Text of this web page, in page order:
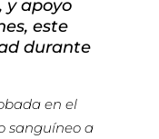
y apoyo
este
durante
en el
sanguíneo a